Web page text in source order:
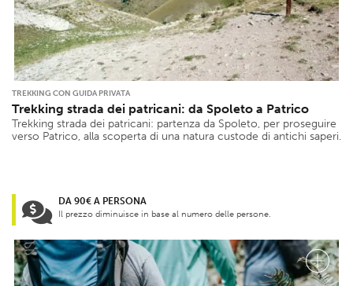
TREKKING CON GUIDA PRIVATA
Trekking strada dei patricani: da Spoleto a Patrico
Trekking strada dei patricani: partenza da Spoleto, per proseguire
verso Patrico, alla scoperta di una natura custode di antichi saperi.
DA 90€ A PERSONA
Il prezzo diminuisce in base al numero delle persone.